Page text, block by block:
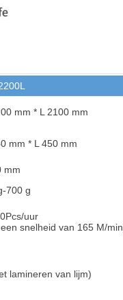
mm * L 2100 mm
mm * L 450 mm
mm
700 g
Pcs/uur
snelheid van 165 M/
lamineren van lijm)